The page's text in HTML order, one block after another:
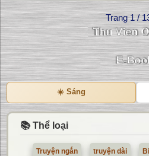
Trang 1 /
☀️ Sáng
📚 Thể loại
Truyện ngắn truyện dài